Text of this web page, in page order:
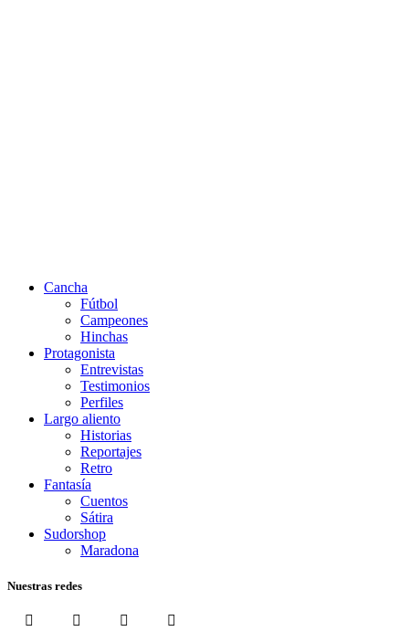
Cancha
Fútbol
Campeones
Hinchas
Protagonista
Entrevistas
Testimonios
Perfiles
Largo aliento
Historias
Reportajes
Retro
Fantasía
Cuentos
Sátira
Sudorshop
Maradona
Nuestras redes